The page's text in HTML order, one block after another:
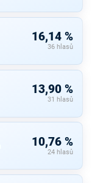
16,14 %
36 hlasů
13,90 %
31 hlasů
10,76 %
24 hlasů